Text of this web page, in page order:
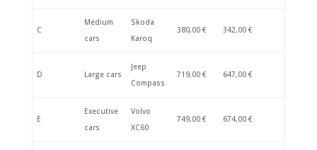
C
Medium
cars
Skoda
Karoq
380,00 € 342,00 €
D Large cars
Jeep
Compass
719,00 € 647,00 €
E
Executive
cars
Volvo
XC60
749,00 € 674,00 €